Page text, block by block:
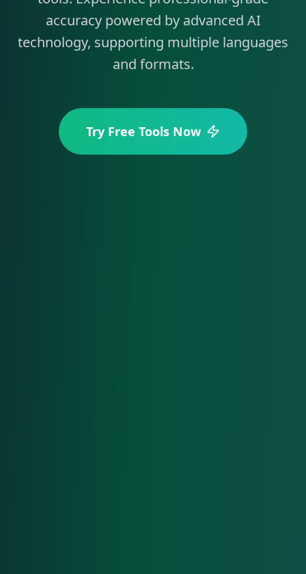
accuracy powered by advanced AI
technology, supporting multiple languages
and formats.
Try Free Tools Now